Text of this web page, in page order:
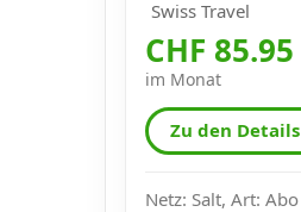
Swiss Travel
CHF 85.95
im Monat
Zu den Details
Netz: Salt, Art: Abo